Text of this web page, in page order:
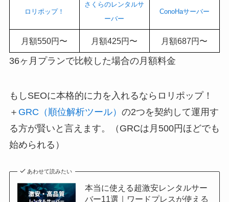
ロリポップ！
さくらのレンタルサ
ーバー
ConoHaサーバー
月額550円〜 月額425円〜 月額687円〜
36ヶ月プランで比較した場合の月額料金
もしSEOに本格的に力を入れるならロリポップ！
＋ GRC（順位解析ツール） の2つを契約して運用す
る方が賢いと言えます。（GRCは月500円ほどでも
始められる）
あわせて読みたい
本当に使える超激安レンタルサー
バー11選｜ワードプレスが使える